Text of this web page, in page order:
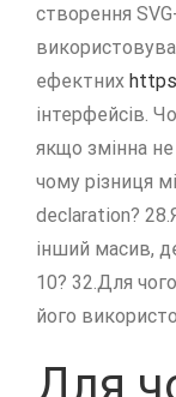
створення
ефектних
інтерфейсів.
якщо змінна
чому різниця
declaration?
інший масив,
10? 32.Для
його
Для